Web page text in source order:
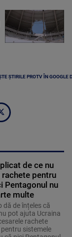
ȘTIRILE PROTV ÎN GOOGLE
de ce nu
rachete pentru
Pentagonul nu
multe
dă de înțeles că
pot ajuta Ucraina
rachete
sistemele